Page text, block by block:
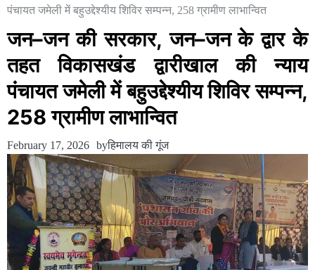
पंचायत जमेली में बहुउद्देश्यीय शिविर सम्पन्न, 258 ग्रामीण लाभान्वित
जन–जन की सरकार, जन–जन के द्वार के
तहत विकासखंड द्वारीखाल की न्याय
पंचायत जमेली में बहुउद्देश्यीय शिविर सम्पन्न,
258 ग्रामीण लाभान्वित
February 17, 2026 byहिमालय की गूंज